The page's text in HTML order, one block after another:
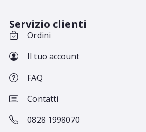
Servizio clienti
Ordini
Il tuo account
FAQ
Contatti
0828 1998070